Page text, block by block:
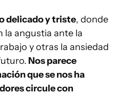
delicado y triste, donde
la angustia ante la
y otras la ansiedad
Nos parece
que se nos ha
circule con